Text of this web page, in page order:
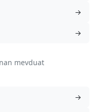
→
→
mevduat
→